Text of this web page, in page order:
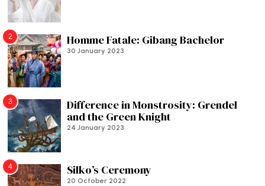
2 Homme Fatale: Gibang Bachelor
30 January 2023
3
Difference in Monstrosity: Grendel
and the Green Knight
24 January 2023
4 Silko’s Ceremony
20 October 2022